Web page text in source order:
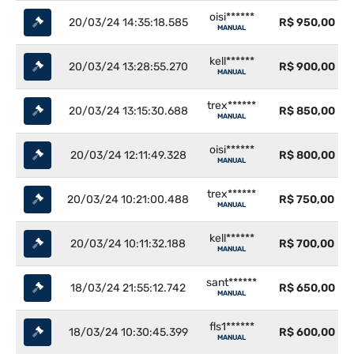
20/03/24 14:35:18.585 oisi******
MANUAL R$ 950,00
20/03/24 13:28:55.270 kell******
MANUAL R$ 900,00
20/03/24 13:15:30.688 trex******
MANUAL R$ 850,00
20/03/24 12:11:49.328 oisi******
MANUAL R$ 800,00
20/03/24 10:21:00.488 trex******
MANUAL R$ 750,00
20/03/24 10:11:32.188 kell******
MANUAL R$ 700,00
18/03/24 21:55:12.742 sant******
MANUAL R$ 650,00
18/03/24 10:30:45.399 fls1******
MANUAL R$ 600,00